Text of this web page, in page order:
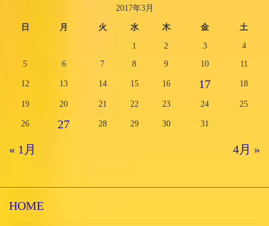
2017年3月
日 月 火 水 木 金 土
1 2 3
4
5
6 7 8 9 10 11
12 13 14 15 16 17 18
19 20 21 22 23 24 25
26 27 28 29 30 31
« 1月 4月 »
HOME